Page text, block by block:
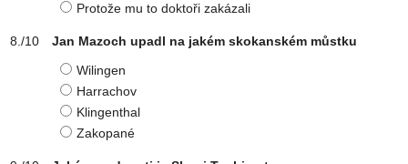
Protože mu to doktoři zakázali
Jan Mazoch upadl na jakém skokanském můstku
Wilingen
Harrachov
Klingenthal
Zakopané